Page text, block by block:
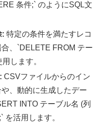
条件;` のようにSQL文
: 特定の条件を満たすレコ
、`DELETE FROM テー
します。
CSVファイルからのイン
、動的に生成したデー
INTO テーブル名 (列
を活用します。